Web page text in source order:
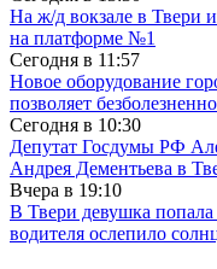
На ж/д вокзале в Твери
на платформе №1
Сегодня в 11:57
Новое оборудование
позволяет
Сегодня в 10:30
Депутат Госдумы РФ
Андрея Дементьева в
Вчера в 19:10
В Твери девушка
водителя ослепило